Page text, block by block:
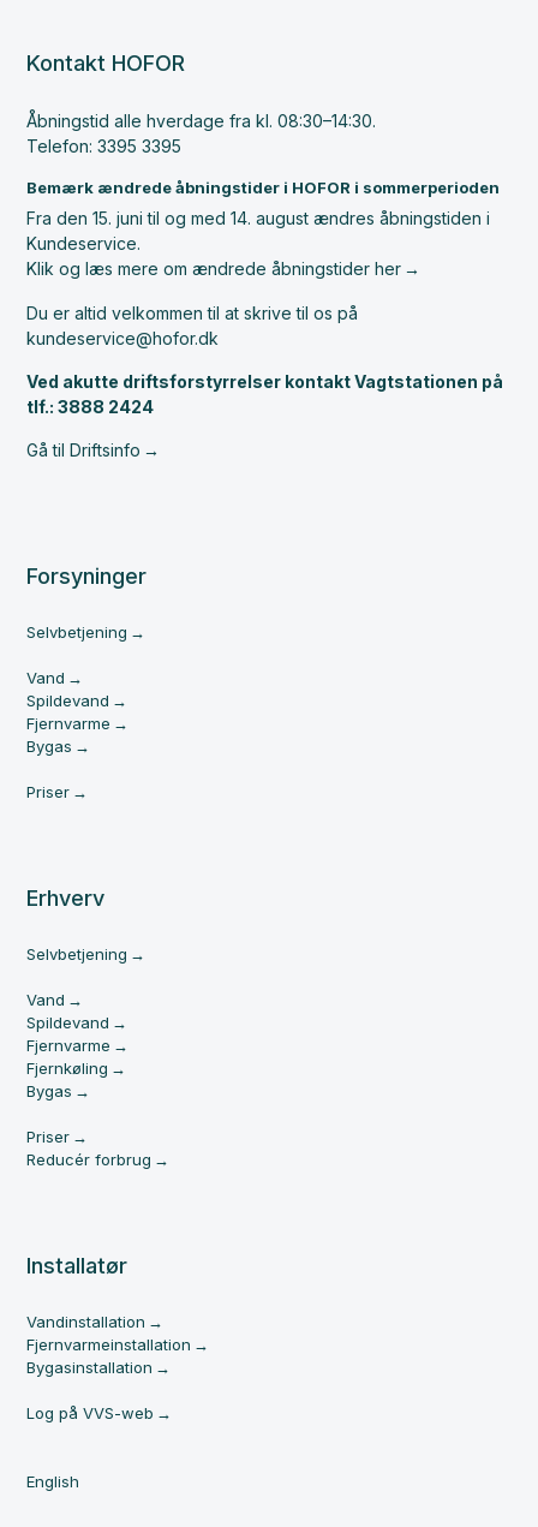
Kontakt HOFOR
Åbningstid alle hverdage fra kl. 08:30–14:30.
Telefon: 3395 3395
Bemærk ændrede åbningstider i HOFOR i sommerperioden
Fra den 15. juni til og med 14. august ændres åbningstiden i
Kundeservice.
Klik og læs mere om ændrede åbningstider her
Du er altid velkommen til at skrive til os på
kundeservice@hofor.dk
Ved akutte driftsforstyrrelser kontakt Vagtstationen på
tlf.: 3888 2424
Gå til Driftsinfo
Forsyninger
Selvbetjening
Vand
Spildevand
Fjernvarme
Bygas
Priser
Erhverv
Selvbetjening
Vand
Spildevand
Fjernvarme
Fjernkøling
Bygas
Priser
Reducér forbrug
Installatør
Vandinstallation
Fjernvarmeinstallation
Bygasinstallation
Log på VVS-web
English